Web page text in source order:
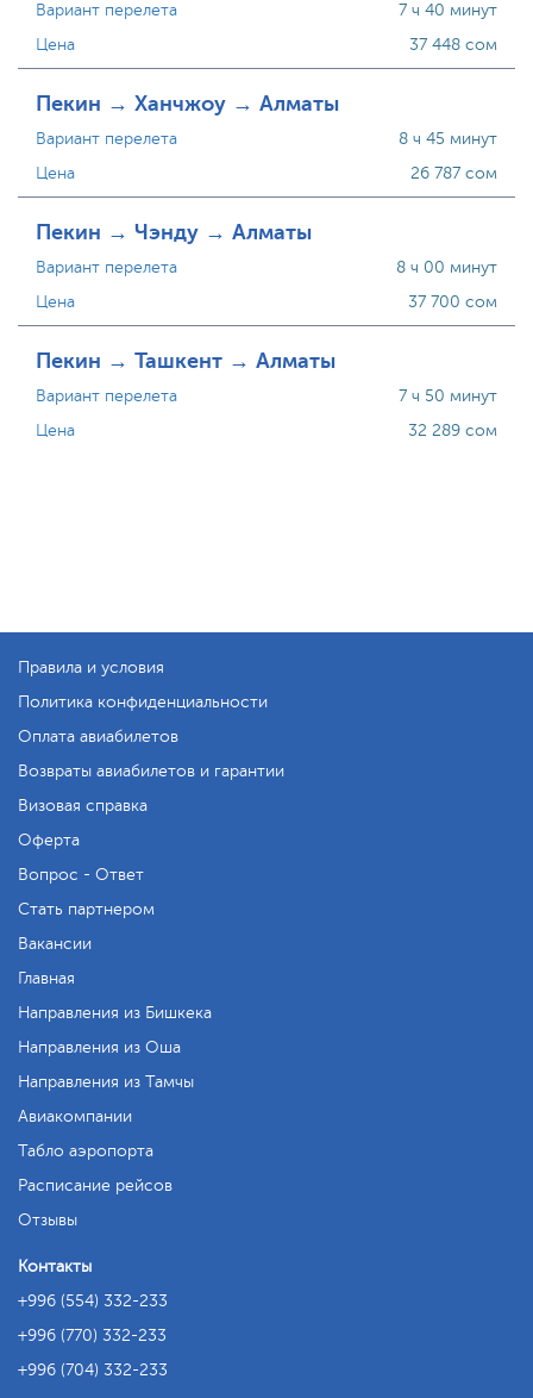
Вариант перелета
Цена
7 ч 40 минут
37 448 сом
Пекин → Ханчжоу → Алматы
Вариант перелета
Цена
8 ч 45 минут
26 787 сом
Пекин → Чэнду → Алматы
Вариант перелета
Цена
8 ч 00 минут
37 700 сом
Пекин → Ташкент → Алматы
Вариант перелета
Цена
7 ч 50 минут
32 289 сом
Правила и условия
Политика конфиденциальности
Оплата авиабилетов
Возвраты авиабилетов и гарантии
Визовая справка
Оферта
Вопрос - Ответ
Стать партнером
Вакансии
Главная
Направления из Бишкека
Направления из Оша
Направления из Тамчы
Авиакомпании
Табло аэропорта
Расписание рейсов
Отзывы
Контакты
+996 (554) 332-233
+996 (770) 332-233
+996 (704) 332-233